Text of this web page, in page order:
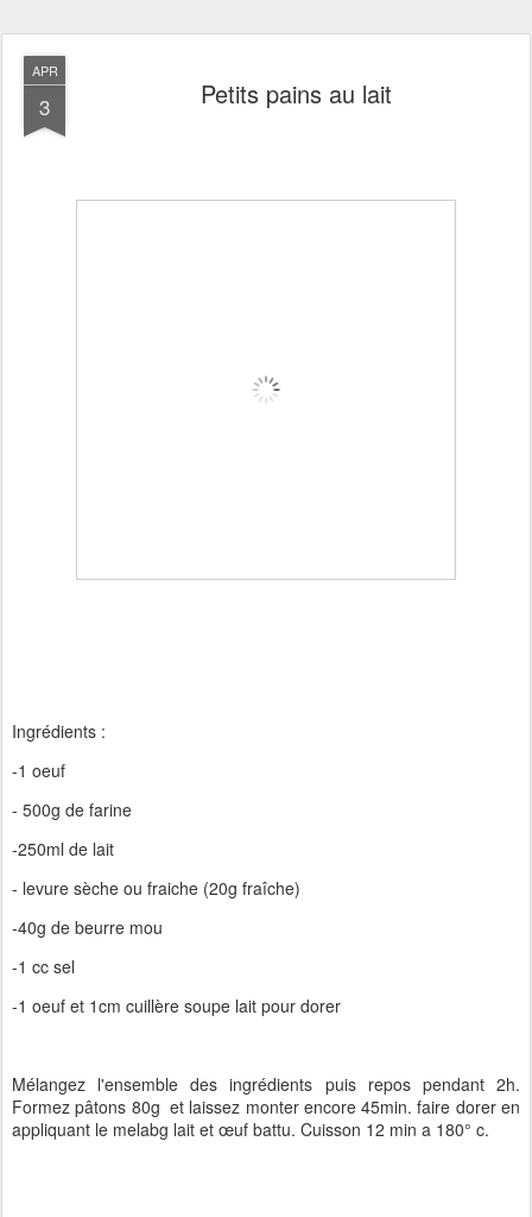
APR
3 Petits pains au lait
Ingrédients :
-1 oeuf
- 500g de farine
-250ml de lait
- levure sèche ou fraiche (20g fraîche)
-40g de beurre mou
-1 cc sel
-1 oeuf et 1cm cuillère soupe lait pour dorer
Mélangez l'ensemble des ingrédients puis repos pendant 2h.
Formez pâtons 80g et laissez monter encore 45min. faire dorer en
appliquant le melabg lait et œuf battu. Cuisson 12 min a 180° c.